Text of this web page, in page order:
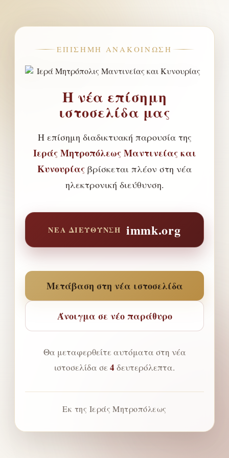
ΕΠΊΣΗΜΗ ΑΝΑΚΟΊΝΩΣΗ
Η νέα επίσημη
ιστοσελίδα μας
Η επίσημη διαδικτυακή παρουσία της
Ιεράς Μητροπόλεως Μαντινείας και
Κυνουρίας βρίσκεται πλέον στη νέα
ηλεκτρονική διεύθυνση.
ΝΈΑ ΔΙΕΎΘΥΝΣΗ immk.org
Μετάβαση στη νέα ιστοσελίδα
Άνοιγμα σε νέο παράθυρο
Θα μεταφερθείτε αυτόματα στη νέα
ιστοσελίδα σε4 δευτερόλεπτα.
Εκ της Ιεράς Μητροπόλεως